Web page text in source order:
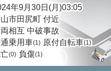
年9月30日(月)03:05
市田尻町 付近
相互 中破事故
乗用車(1) 原付自転車(1)
(0) 負傷(1)